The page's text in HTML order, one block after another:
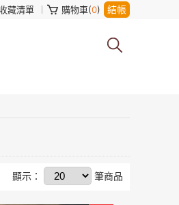
收藏清單 購物車(0) 結帳
顯示： 筆商品